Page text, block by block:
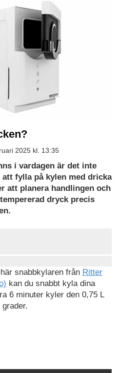
2025 kl. 13:35
i vardagen är det inte
fylla på kylen med dricka
att planera handlingen och
dryck precis
snabbkylaren från Ritter
kan du snabbt kyla dina
6 minuter kyler den 0,75 L